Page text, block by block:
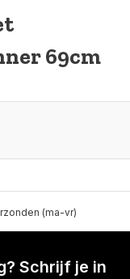
69cm
(ma-vr)
Schrijf je in